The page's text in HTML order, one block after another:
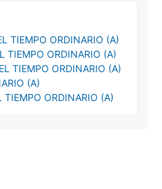
TIEMPO ORDINARIO (A)
TIEMPO ORDINARIO (A)
TIEMPO ORDINARIO (A)
(A)
TIEMPO ORDINARIO (A)